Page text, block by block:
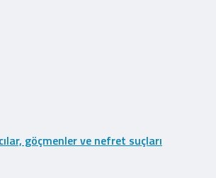
göçmenler ve nefret suçları